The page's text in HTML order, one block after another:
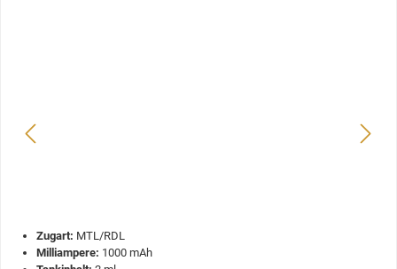
Zugart: MTL/RDL
Milliampere: 1000 mAh